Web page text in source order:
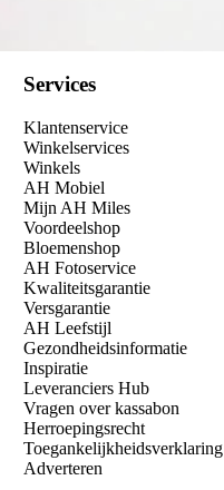
Services
Klantenservice
Winkelservices
Winkels
AH Mobiel
Mijn AH Miles
Voordeelshop
Bloemenshop
AH Fotoservice
Kwaliteitsgarantie
Versgarantie
AH Leefstijl
Gezondheidsinformatie
Inspiratie
Leveranciers Hub
Vragen over kassabon
Herroepingsrecht
Toegankelijkheidsverklaring
Adverteren